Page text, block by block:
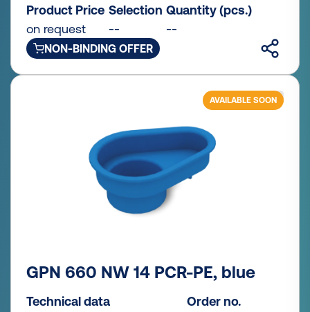
Product Price
on request
Selection
--
Quantity (pcs.)
--
NON-BINDING OFFER
AVAILABLE SOON
GPN 660 NW 14 PCR-PE, blue
Technical data
Order no.